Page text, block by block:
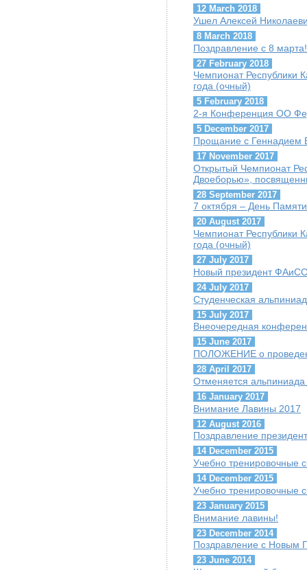
12 March 2018
Ушел Алексей
8 March 2018
Поздравление с 8 марта!
27 February 2018
Чемпионат Республики
года (очный)
5 February 2018
2-я Конференция ОО
5 December 2017
Прощание с Геннадием
17 November 2017
Открытый Чемпионат
Двоеборью»,
28 September 2017
7 октября – День
20 August 2017
Чемпионат Республики
года (очный)
27 July 2017
Новый президент
24 July 2017
Студенческая
15 July 2017
Внеочередная
15 June 2017
ПОЛОЖЕНИЕ о
28 April 2017
Отменяется
16 January 2017
Внимание Лавины 2017
12 August 2016
Поздравление
14 December 2015
Учебно тренировочные
14 December 2015
Учебно тренировочные
23 January 2015
Внимание лавины!
23 December 2014
Поздравление с Новым
23 June 2014